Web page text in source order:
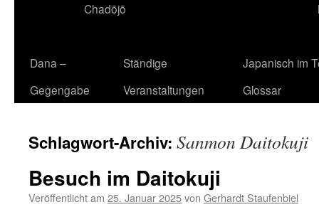
Chadōjō
Dana –
Gegengabe
Ständige
Veranstaltungen
Japanisch im
Glossar
Schlagwort-Archiv: Sanmon Daitokuji
Besuch im Daitokuji
Veröffentlicht am 25. Januar 2025von Gerhardt Staufenbiel